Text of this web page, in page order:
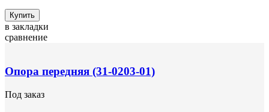
Купить
в закладки
сравнение
Опора передняя (31-0203-01)
Под заказ